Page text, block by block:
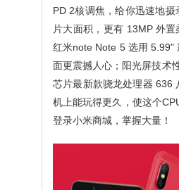
PD 2核调焦，给你迅速地
片大面积，更有 13MP 外
红米note Note 5 选用 5.99"
面更震撼人心；阳光屏技术
芯片最新款骁龙处理器 636
机上能玩得更久，使这个
登录小米商城，掌握大量！